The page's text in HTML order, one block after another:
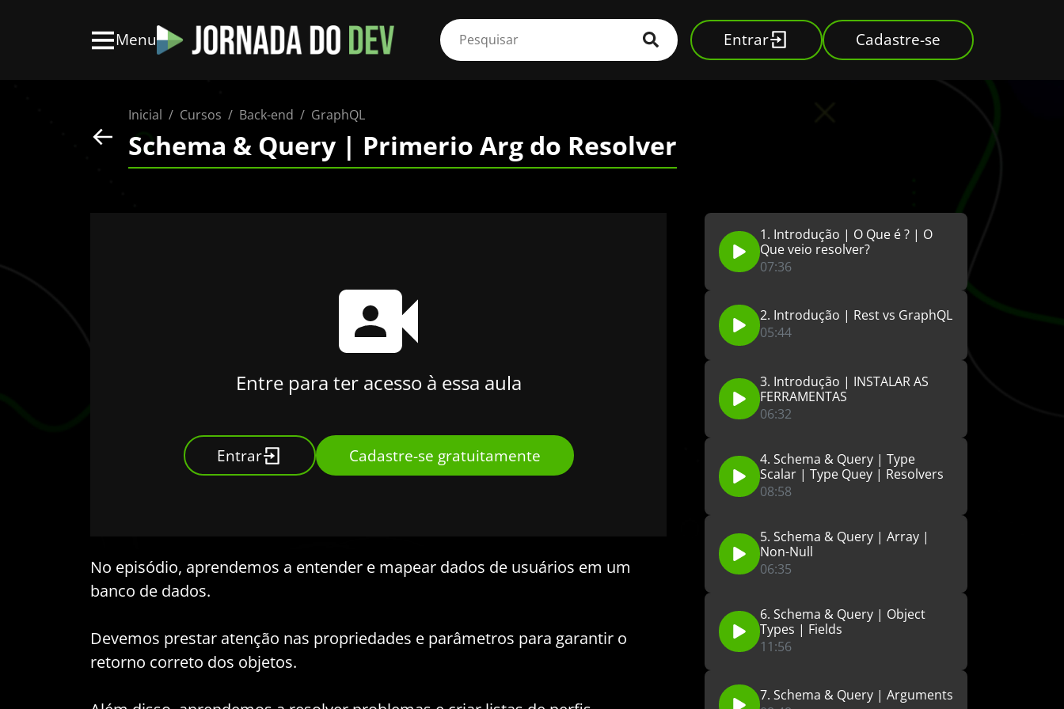
Menu Entrar Cadastre-se
Inicial Cursos Back-end GraphQL
Schema & Query | Primerio Arg do Resolver
Entre para ter acesso à essa aula
Entrar Cadastre-se gratuitamente
No episódio, aprendemos a entender e mapear dados de usuários em um
banco de dados.
Devemos prestar atenção nas propriedades e parâmetros para garantir o
retorno correto dos objetos.
1. Introdução | O Que é ? | O
Que veio resolver?
07:36
2. Introdução | Rest vs GraphQL
05:44
3. Introdução | INSTALAR AS
FERRAMENTAS
06:32
4. Schema & Query | Type
Scalar | Type Quey | Resolvers
08:58
5. Schema & Query | Array |
Non-Null
06:35
6. Schema & Query | Object
Types | Fields
11:56
7. Schema & Query | Arguments